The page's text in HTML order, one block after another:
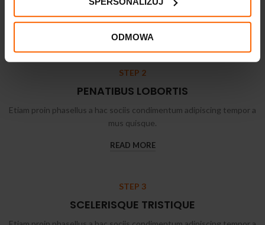
ODMOWA
STEP 2
PENATIBUS LOBORTIS
Etiam proin phasellus a hac sociis condimentum adipiscing tempor a
mus quisque.
READ MORE
STEP 3
SCELERISQUE TRISTIQUE